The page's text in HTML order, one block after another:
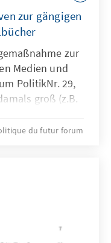
zur gängigen
zur
Medien und
PolitikNr. 29,
groß (z.B.
ARD
die
Eckert-
später
du futur forum